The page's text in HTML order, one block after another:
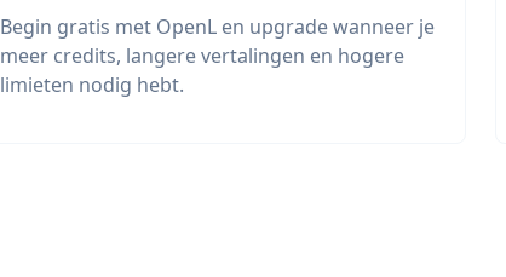
Begin gratis met OpenL en upgrade wanneer je
meer credits, langere vertalingen en hogere
limieten nodig hebt.